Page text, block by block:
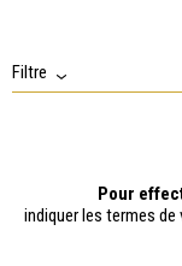
Filtre
Pour
indiquer les termes de